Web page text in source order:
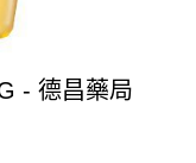
- 德昌藥局